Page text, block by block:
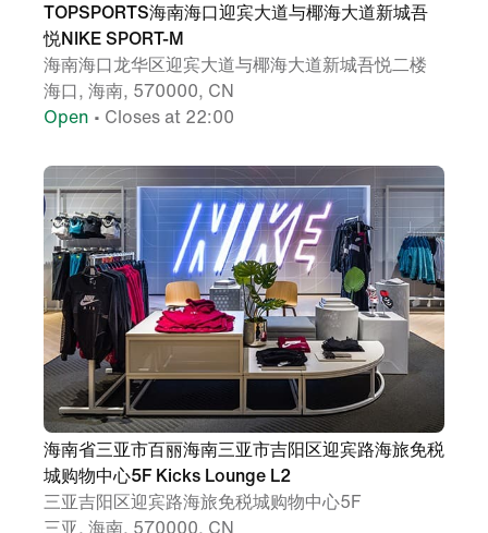
TOPSPORTS海南海口迎宾大道与椰海大道新城吾
悦NIKE SPORT-M
海南海口龙华区迎宾大道与椰海大道新城吾悦二楼
海口, 海南, 570000, CN
Open • Closes at 22:00
海南省三亚市百丽海南三亚市吉阳区迎宾路海旅免税
城购物中心5F Kicks Lounge L2
三亚吉阳区迎宾路海旅免税城购物中心5F
三亚, 海南, 570000, CN